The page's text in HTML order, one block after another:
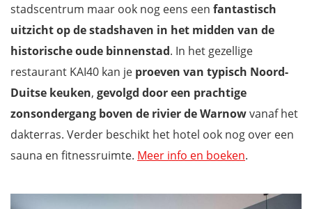
stadscentrum maar ook nog eens een fantastisch
uitzicht op de stadshaven in het midden van de
historische oude binnenstad. In het gezellige
restaurant KAI40 kan je proeven van typisch Noord-
Duitse keuken, gevolgd door een prachtige
zonsondergang boven de rivier de Warnowvanaf het
dakterras. Verder beschikt het hotel ook nog over een
sauna en fitnessruimte. Meer info en boeken.